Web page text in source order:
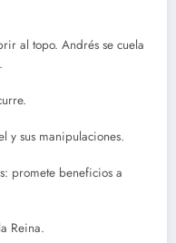
al topo. Andrés se cuela
y sus manipulaciones.
promete beneficios a
Reina.